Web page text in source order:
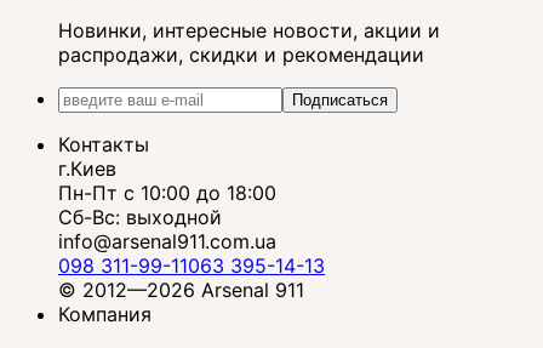
Новинки, интересные новости, акции и
распродажи, скидки и рекомендации
Подписаться
Контакты
г.Киев
Пн-Пт с 10:00 до 18:00
Сб-Вс: выходной
info@arsenal911.com.ua
098 311-99-11063 395-14-13
© 2012—2026 Arsenal 911
Компания